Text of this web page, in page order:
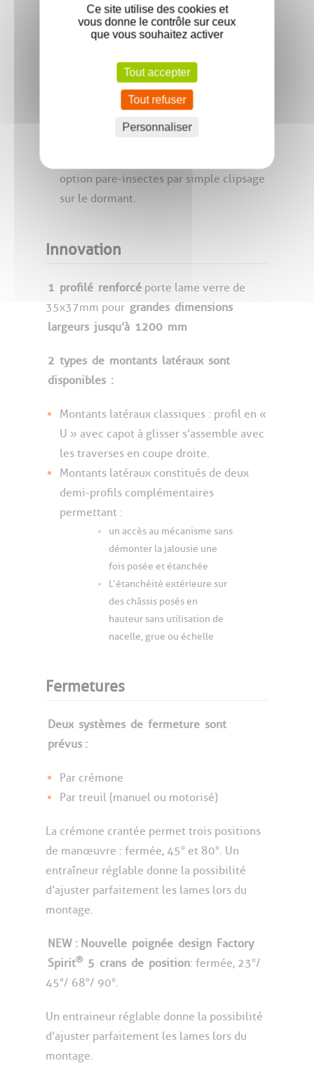
Des profils d’adaptation et de liaison
sont disponibles pour joindre plusieurs
jalousies latéralement.
Au-delà d’une certaine hauteur de
châssis, il est possible de placer deux
mécanismes d’ouverture indépendants
option pare-insectes par simple clipsage
sur le dormant.
Innovation
1 profilé renforcé porte lame verre de
35x37mm pour grandes dimensions
largeurs jusqu’à 1200 mm
2 types de montants latéraux sont
disponibles :
Montants latéraux classiques : profil en «
U » avec capot à glisser s’assemble avec
les traverses en coupe droite.
Montants latéraux constitués de deux
demi-profils complémentaires
permettant :
un accès au mécanisme sans
démonter la jalousie une
fois posée et étanchée
L’étanchéité extérieure sur
des châssis posés en
hauteur sans utilisation de
nacelle, grue ou échelle
Fermetures
Deux systèmes de fermeture sont
prévus :
Par crémone
Par treuil (manuel ou motorisé)
La crémone crantée permet trois positions
de manœuvre : fermée, 45° et 80°. Un
entraîneur réglable donne la possibilité
d’ajuster parfaitement les lames lors du
montage.
NEW : Nouvelle poignée design Factory
Spirit® 5 crans de position: fermée, 23°/
45°/ 68°/ 90°.
Un entraineur réglable donne la possibilité
d’ajuster parfaitement les lames lors du
montage.
Ce site utilise des cookies et
vous donne le contrôle sur ceux
que vous souhaitez activer
Tout accepter
Tout refuser
Personnaliser